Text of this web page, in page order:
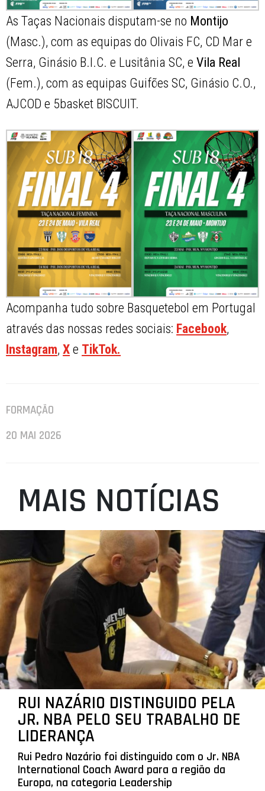
As Taças Nacionais disputam-se no Montijo
(Masc.), com as equipas do Olivais FC, CD Mar e
Serra, Ginásio B.I.C. e Lusitânia SC, eVila Real
(Fem.), com as equipas Guifões SC, Ginásio C.O.,
AJCOD e 5basket BISCUIT.
Acompanha tudo sobre Basquetebol em Portugal
através das nossas redes sociais: Facebook,
Instagram,X e TikTok.
FORMAÇÃO
20 MAI 2026
MAIS NOTÍCIAS
RUI NAZÁRIO DISTINGUIDO PELA
JR. NBA PELO SEU TRABALHO DE
LIDERANÇA
Rui Pedro Nazário foi distinguido com o Jr. NBA
International Coach Award para a região da
Europa, na categoria Leadership